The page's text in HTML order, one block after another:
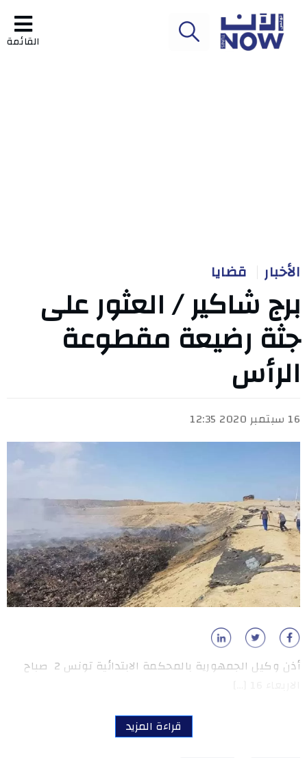
القائمة
الأخبار قضايا
برج شاكير / العثور على
جثة رضيعة مقطوعة
الرأس
16 سبتمبر 2020 12:35
أذن وكيل الجمهورية بالمحكمة الابتدائية تونس 2 صباح
قراءة المزيد